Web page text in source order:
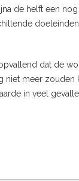
de helft een
dat de
meer
in veel